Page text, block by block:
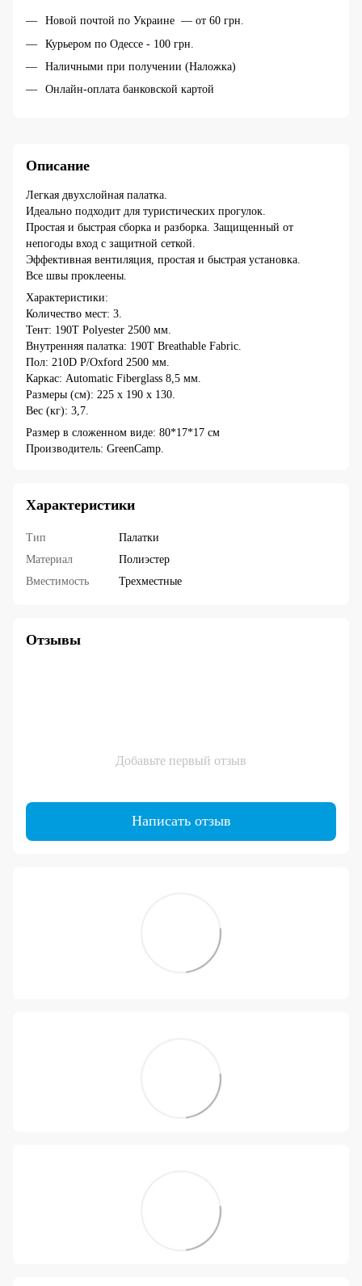
Новой почтой по Украине — от 60 грн.
Курьером по Одессе - 100 грн.
Наличными при получении (Наложка)
Онлайн-оплата банковской картой
Описание
Легкая двухслойная палатка.
Идеально подходит для туристических прогулок.
Простая и быстрая сборка и разборка. Защищенный от
непогоды вход с защитной сеткой.
Эффективная вентиляция, простая и быстрая установка.
Все швы проклеены.
Характеристики:
Количество мест: 3.
Тент: 190T Polyester 2500 мм.
Внутренняя палатка: 190T Breathable Fabric.
Пол: 210D P/Oxford 2500 мм.
Каркас: Automatic Fiberglass 8,5 мм.
Размеры (см): 225 х 190 х 130.
Вес (кг): 3,7.
Размер в сложенном виде: 80*17*17 см
Производитель: GreenCamp.
Характеристики
Тип
Палатки
Материал
Полиэстер
Вместимость
Трехместные
Отзывы
Добавьте первый отзыв
Написать отзыв